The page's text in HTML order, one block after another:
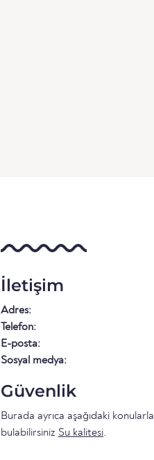
İletişim
Adres:
Telefon:
E-posta:
Sosyal medya:
Güvenlik
Burada ayrıca aşağıdaki
bulabilirsiniz Su kalitesi.